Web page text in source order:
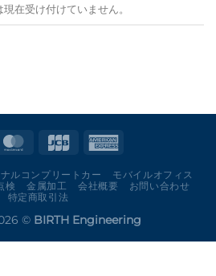
在受け付けていません。
ルコンプリートカー
モバイルオフィス
検 金属加工 会社概要
お問い合わせ
特定商取引法
© BIRTH Engineering